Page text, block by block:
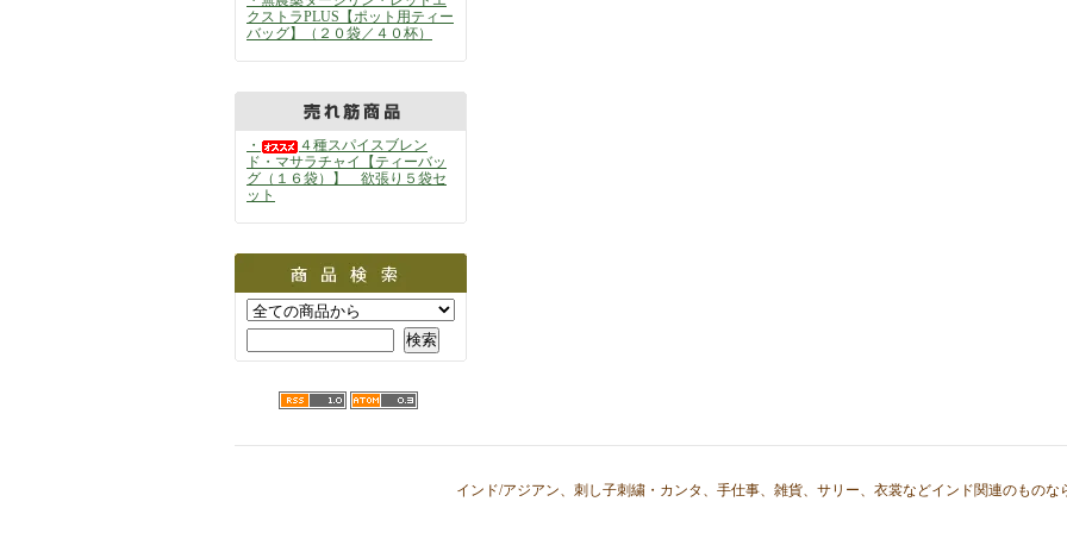
クストラPLUS【ポット用ティー
バッグ】（２０袋／４０杯）
・
４種スパイスブレン
ド・マサラチャイ【ティーバッ
グ（１６袋）】 欲張り５袋セ
ット
インド/アジアン、刺し子刺繍・カンタ、手仕事、雑貨、サリー、衣裳などインド関連のものな